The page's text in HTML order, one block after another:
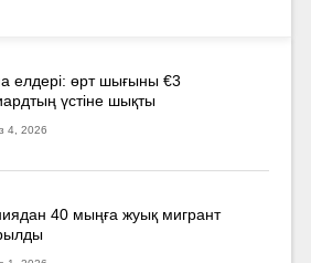
елдері: өрт шығыны €3
үстіне шықты
4, 2026
40 мыңға жуық мигрант